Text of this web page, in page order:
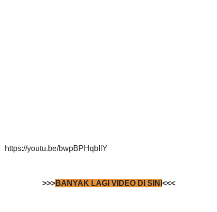
https://youtu.be/bwpBPHqbIlY
>>>BANYAK LAGI VIDEO DI SINI <<<